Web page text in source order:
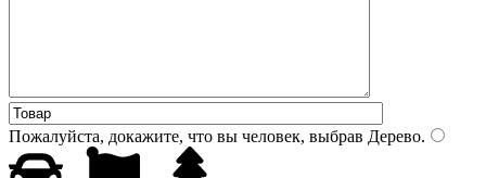
Пожалуйста, докажите, что вы человек, выбрав Дерево.